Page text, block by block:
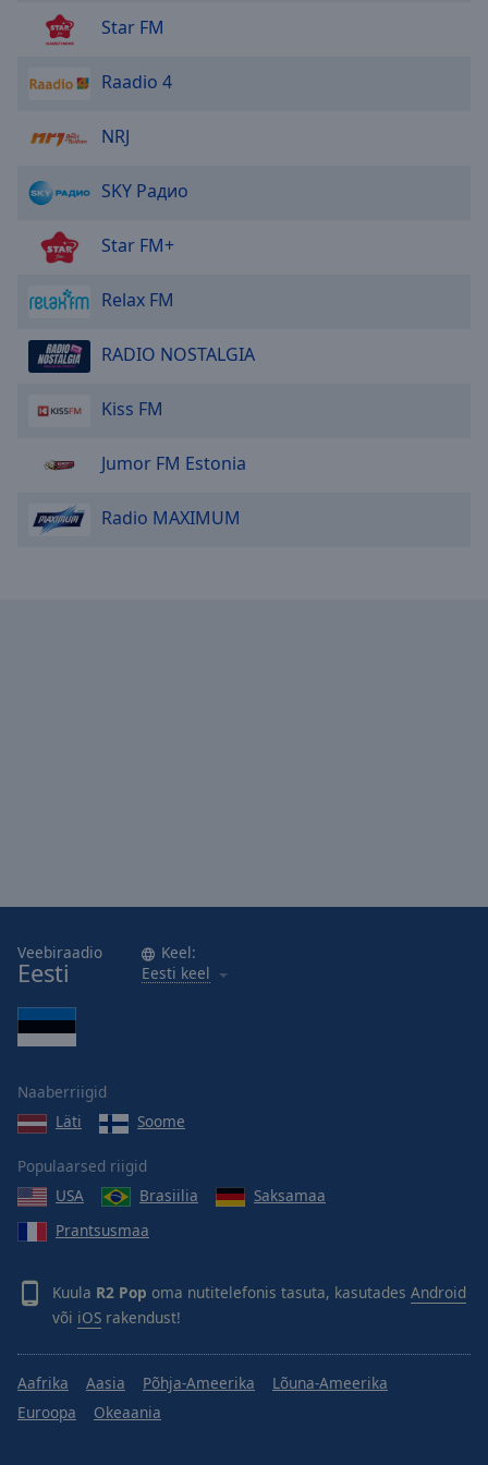
Star FM
Raadio 4
NRJ
SKY Радио
Star FM+
Relax FM
RADIO NOSTALGIA
Kiss FM
Jumor FM Estonia
Radio MAXIMUM
Veebiraadio
Eesti
Keel:
Eesti keel
Naaberriigid
Läti
Soome
Populaarsed riigid
USA
Brasiilia
Saksamaa
Prantsusmaa
Kuula R2 Pop oma nutitelefonis tasuta, kasutades Android
või iOS rakendust!
Aafrika Aasia Põhja-Ameerika
Lõuna-Ameerika
Euroopa
Okeaania